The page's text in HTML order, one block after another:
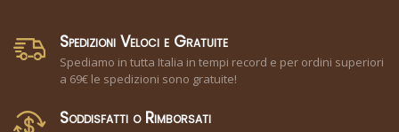
Spedizioni Veloci e Gratuite
Spediamo in tutta Italia in tempi record e per ordini superiori
a 69€ le spedizioni sono gratuite!
Soddisfatti o Rimborsati